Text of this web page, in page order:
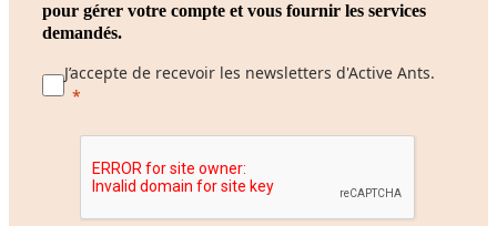
pour gérer votre compte et vous fournir les services
demandés.
J’accepte de recevoir les newsletters d'Active Ants.